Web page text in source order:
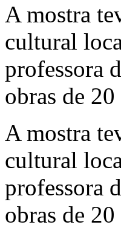
A mostra
cultural
professora
obras de
A mostra
cultural
professora
obras de